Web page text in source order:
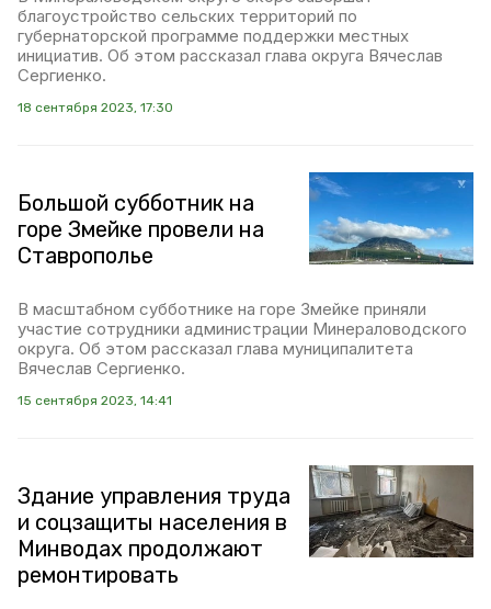
благоустройство сельских территорий по
губернаторской программе поддержки местных
инициатив. Об этом рассказал глава округа Вячеслав
Сергиенко.
18 сентября 2023, 17:30
Большой субботник на
горе Змейке провели на
Ставрополье
В масштабном субботнике на горе Змейке приняли
участие сотрудники администрации Минераловодского
округа. Об этом рассказал глава муниципалитета
Вячеслав Сергиенко.
15 сентября 2023, 14:41
Здание управления труда
и соцзащиты населения в
Минводах продолжают
ремонтировать